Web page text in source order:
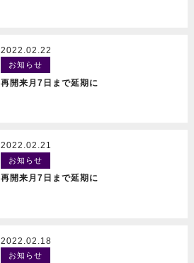
2022.02.22
お知らせ
再開来月7日まで延期に
2022.02.21
お知らせ
再開来月7日まで延期に
2022.02.18
お知らせ